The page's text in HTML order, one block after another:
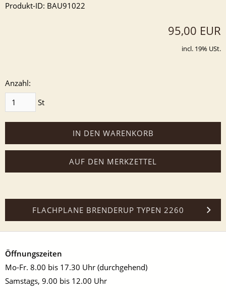
Produkt-ID: BAU91022
95,00 EUR
incl. 19% USt.
Anzahl:
St
IN DEN WARENKORB
AUF DEN MERKZETTEL
FLACHPLANE BRENDERUP TYPEN 2260
Öffnungszeiten
Mo-Fr. 8.00 bis 17.30 Uhr (durchgehend)
Samstags, 9.00 bis 12.00 Uhr